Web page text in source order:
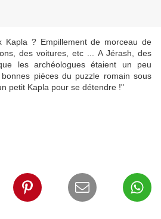
Kapla ? Empillement de morceau de
des voitures, etc ... A Jérash, des
les archéologues étaient un peu
pièces du puzzle romain sous
petit Kapla pour se détendre !"